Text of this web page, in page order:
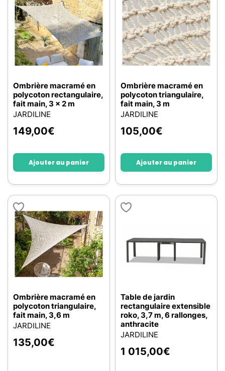
Ombrière macramé en
polycoton rectangulaire,
fait main, 3 x 2 m
JARDILINE
149,00€
Ajouter au panier
Ombrière macramé en
polycoton triangulaire,
fait main, 3 m
JARDILINE
105,00€
Ajouter au panier
Ombrière macramé en
polycoton triangulaire,
fait main, 3,6 m
JARDILINE
135,00€
Table de jardin
rectangulaire extensible
roko, 3,7 m, 6 rallonges,
anthracite
JARDILINE
1 015,00€